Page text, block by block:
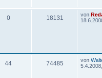
0 18131 von
44 74485 von